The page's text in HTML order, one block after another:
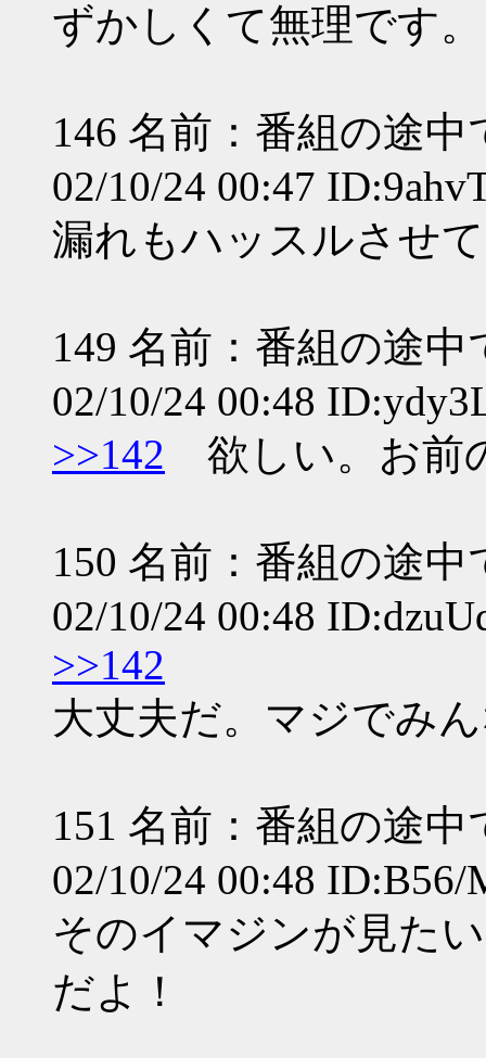
ずかしくて無理です。
146 名前：番組の途
02/10/24 00:47
漏れもハッスルさせ
149 名前：番組の途
02/10/24 00:48
>>142 欲しい。お前
150 名前：番組の途
02/10/24 00:48
>>142
大丈夫だ。マジでみ
151 名前：番組の途
02/10/24 00:48 ID:B56/
そのイマジンが見た
だよ！